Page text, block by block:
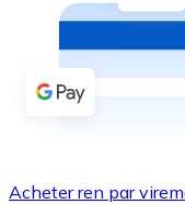
Achetez des
Acheter avec
Virement SEPA
Acheter ren par